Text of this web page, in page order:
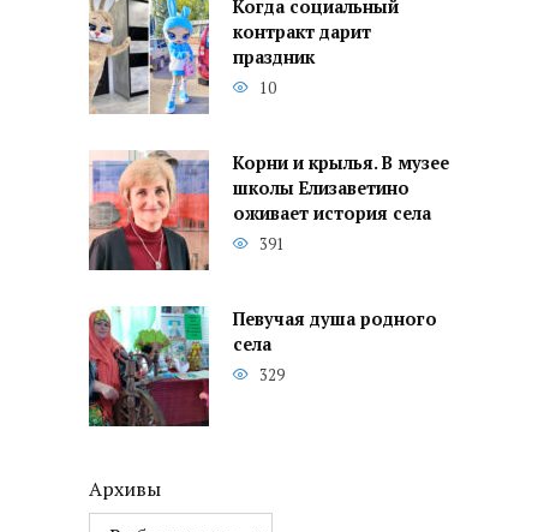
Когда социальный
контракт дарит
праздник
10
Корни и крылья. В музее
школы Елизаветино
оживает история села
391
Певучая душа родного
села
329
Архивы